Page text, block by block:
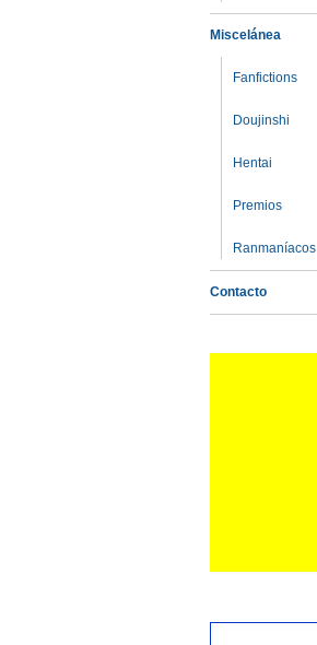
Miscelánea
Fanfictions
Doujinshi
Hentai
Premios
Ranmaníacos
Contacto